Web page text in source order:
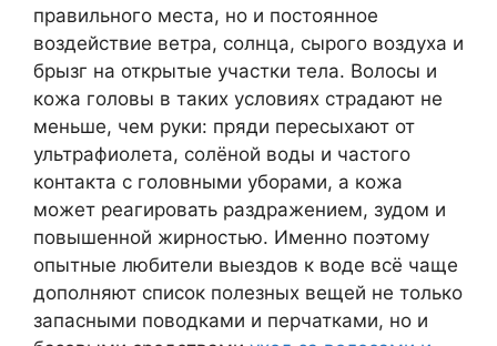
правильного места, но и постоянное
воздействие ветра, солнца, сырого воздуха и
брызг на открытые участки тела. Волосы и
кожа головы в таких условиях страдают не
меньше, чем руки: пряди пересыхают от
ультрафиолета, солёной воды и частого
контакта с головными уборами, а кожа
может реагировать раздражением, зудом и
повышенной жирностью. Именно поэтому
опытные любители выездов к воде всё чаще
дополняют список полезных вещей не только
запасными поводками и перчатками, но и